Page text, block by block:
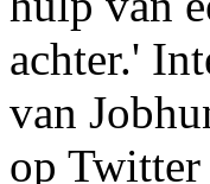
achter.'
van
op